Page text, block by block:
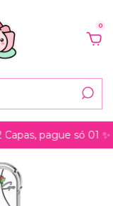
0
pague só 01 ✨